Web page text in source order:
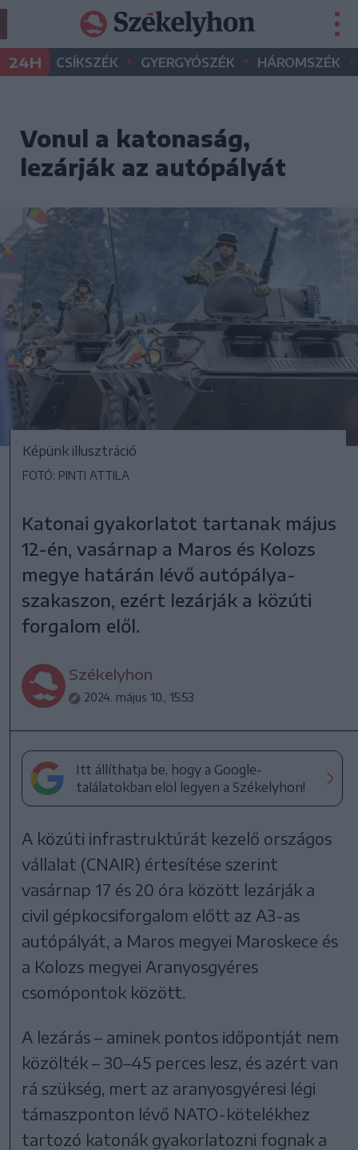
24H CSÍKSZÉK • GYERGYÓSZÉK • HÁROMSZÉK •
Vonul a katonaság,
lezárják az autópályát
Képünk illusztráció
FOTÓ: PINTI ATTILA
Katonai gyakorlatot tartanak május
12-én, vasárnap a Maros és Kolozs
megye határán lévő autópálya-
szakaszon, ezért lezárják a közúti
forgalom elől.
Székelyhon
2024. május 10., 15:53
Itt állíthatja be, hogy a Google-
találatokban elöl legyen a Székelyhon!
A közúti infrastruktúrát kezelő országos
vállalat (CNAIR) értesítése szerint
vasárnap 17 és 20 óra között lezárják a
civil gépkocsiforgalom előtt az A3-as
autópályát, a Maros megyei Maroskece és
a Kolozs megyei Aranyosgyéres
csomópontok között.
A lezárás – aminek pontos időpontját nem
közölték – 30–45 perces lesz, és azért van
rá szükség, mert az aranyosgyéresi légi
támaszponton lévő NATO-kötelékhez
tartozó katonák gyakorlatozni fognak a